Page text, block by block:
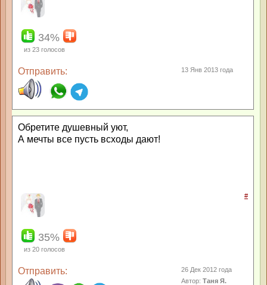
34%
из 23 голосов
Отправить: 13 Янв 2013 года
Обретите душевный уют,
А мечты все пусть всходы дают!
#
35%
из 20 голосов
Отправить:
26 Дек 2012 года
Автор:Таня Я.